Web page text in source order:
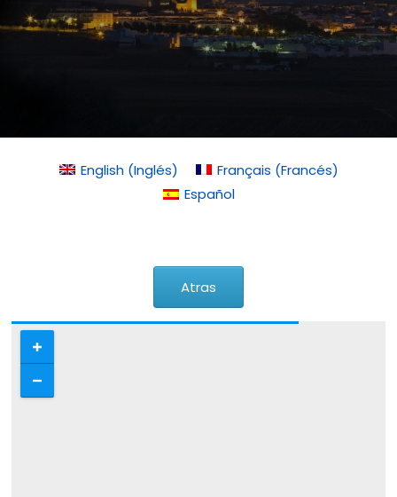
English(Inglés) Français (Francés)
Español
Atras